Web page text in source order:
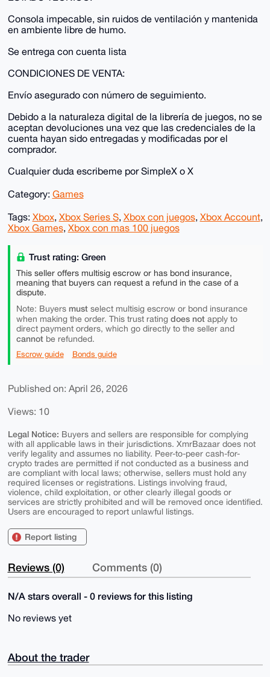
Consola impecable, sin ruidos de ventilación y mantenida
en ambiente libre de humo.
Se entrega con cuenta lista
CONDICIONES DE VENTA:
Envío asegurado con número de seguimiento.
Debido a la naturaleza digital de la librería de juegos, no se
aceptan devoluciones una vez que las credenciales de la
cuenta hayan sido entregadas y modificadas por el
comprador.
Cualquier duda escribeme por SimpleX o X
Category: Games
Tags: Xbox, Xbox Series S, Xbox con juegos, Xbox Account,
Xbox Games, Xbox con mas 100 juegos
Trust rating: Green
This seller offers multisig escrow or has bond insurance,
meaning that buyers can request a refund in the case of a
dispute.
Note: Buyers mustselect multisig escrow or bond insurance
when making the order. This trust rating does notapply to
direct payment orders, which go directly to the seller and
cannotbe refunded.
Escrow guide Bonds guide
Published on: April 26, 2026
Views: 10
Legal Notice: Buyers and sellers are responsible for complying
with all applicable laws in their jurisdictions. XmrBazaar does not
verify legality and assumes no liability. Peer-to-peer cash-for-
crypto trades are permitted if not conducted as a business and
are compliant with local laws; otherwise, sellers must hold any
required licenses or registrations. Listings involving fraud,
violence, child exploitation, or other clearly illegal goods or
services are strictly prohibited and will be removed once identified.
Users are encouraged to report unlawful listings.
Report listing
Reviews (0) Comments (0)
N/A stars overall - 0 reviews for this listing
No reviews yet
About the trader